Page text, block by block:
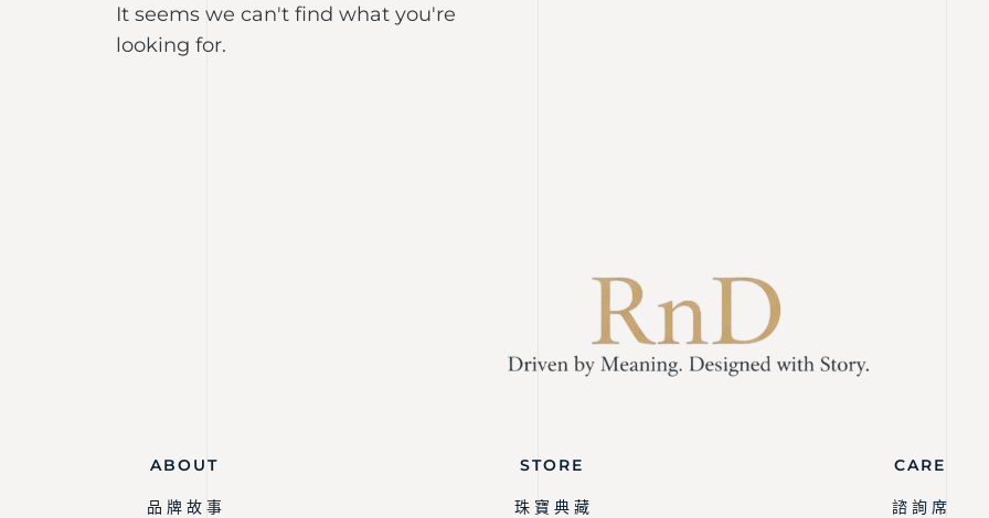
It seems we can't find what you're
looking for.
ABOUT
品 牌 故 事
STORE
珠 寶 典 藏
CARE
諮 詢 席